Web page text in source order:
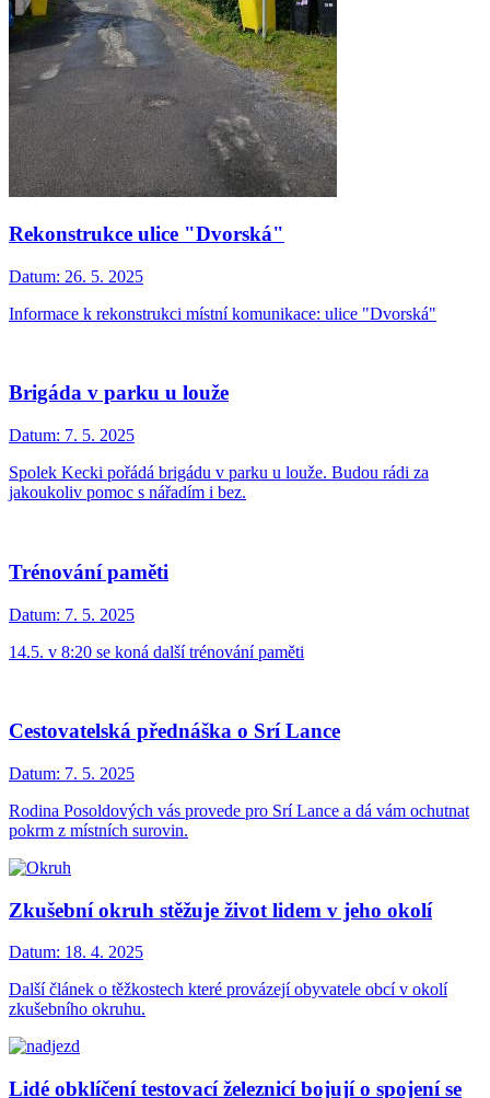
Rekonstrukce ulice "Dvorská"
Datum: 26. 5. 2025
Informace k rekonstrukci místní komunikace: ulice "Dvorská"
Brigáda v parku u louže
Datum: 7. 5. 2025
Spolek Kecki pořádá brigádu v parku u louže. Budou rádi za
jakoukoliv pomoc s nářadím i bez.
Trénování paměti
Datum: 7. 5. 2025
14.5. v 8:20 se koná další trénování paměti
Cestovatelská přednáška o Srí Lance
Datum: 7. 5. 2025
Rodina Posoldových vás provede pro Srí Lance a dá vám ochutnat
pokrm z místních surovin.
Zkušební okruh stěžuje život lidem v jeho okolí
Datum: 18. 4. 2025
Další článek o těžkostech které provázejí obyvatele obcí v okolí
zkušebního okruhu.
Lidé obklíčení testovací železnicí bojují o spojení se